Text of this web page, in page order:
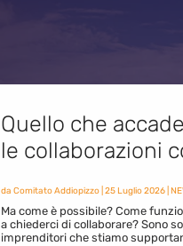
Quello che
le collaborazioni
da Comitato Addiopizzo| 25 Luglio 2026|
Ma come è possibile? Come
a chiederci di collaborare? Sono
imprenditori che stiamo